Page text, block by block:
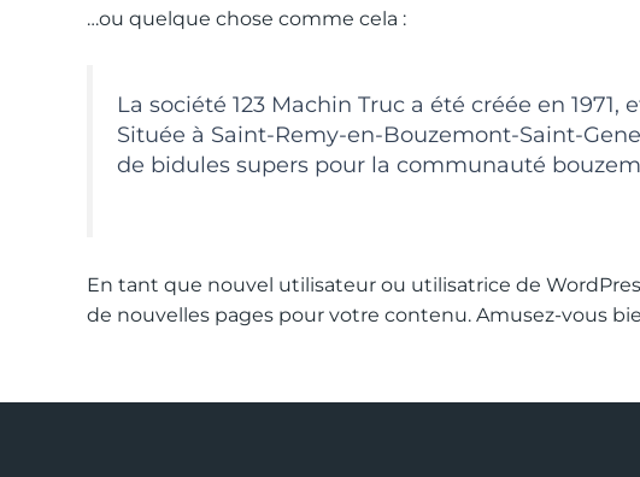
…ou quelque chose comme cela :
La société 123 Machin Truc a été créée en
Située à Saint-Remy-en-Bouzemont-Saint-
de bidules supers pour la communauté
En tant que nouvel utilisateur ou utilisatrice de
de nouvelles pages pour votre contenu. Amusez-vous